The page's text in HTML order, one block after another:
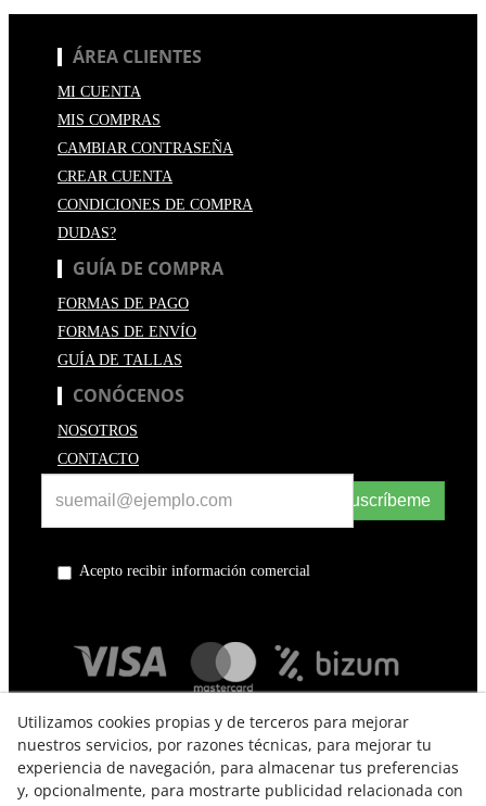
ÁREA CLIENTES
MI CUENTA
MIS COMPRAS
CAMBIAR CONTRASEÑA
CREAR CUENTA
CONDICIONES DE COMPRA
DUDAS?
GUÍA DE COMPRA
FORMAS DE PAGO
FORMAS DE ENVÍO
GUÍA DE TALLAS
CONÓCENOS
NOSOTROS
CONTACTO
Suscríbeme
Acepto recibir información comercial
Utilizamos cookies propias y de terceros para mejorar
nuestros servicios, por razones técnicas, para mejorar tu
experiencia de navegación, para almacenar tus preferencias
y, opcionalmente, para mostrarte publicidad relacionada con